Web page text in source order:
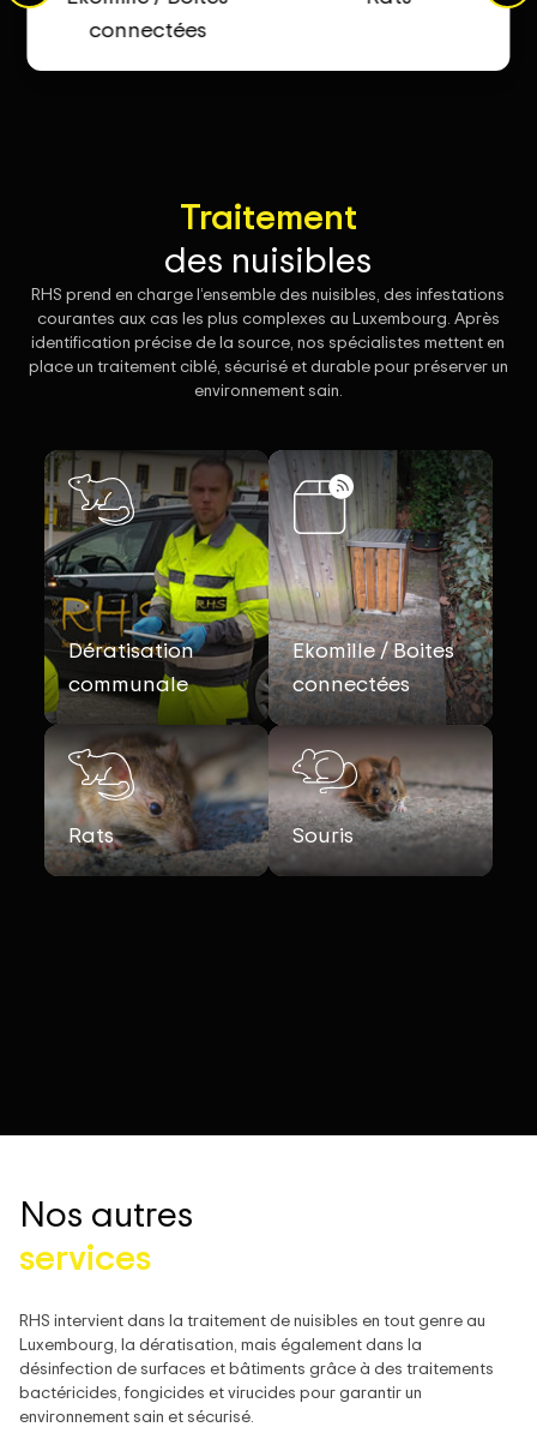
connectées
Traitement
des nuisibles
RHS prend en charge l’ensemble des nuisibles, des infestations
courantes aux cas les plus complexes au Luxembourg. Après
identification précise de la source, nos spécialistes mettent en
place un traitement ciblé, sécurisé et durable pour préserver un
environnement sain.
Dératisation
communale
Ekomille / Boites
connectées
Rats Souris
Nos autres
services
RHS intervient dans la traitement de nuisibles en tout genre au
Luxembourg, la dératisation, mais également dans la
désinfection de surfaces et bâtiments grâce à des traitements
bactéricides, fongicides et virucides pour garantir un
environnement sain et sécurisé.